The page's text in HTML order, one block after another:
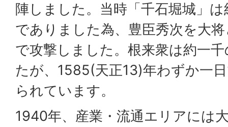
陣しました。当時「千石堀城」
でありました為、豊臣秀次を大
で攻撃しました。根来衆は約一
たが、1585(天正13)年わずか一
られています。
1940年、産業・流通エリアには